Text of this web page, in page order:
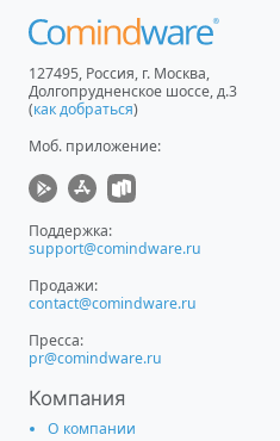
127495, Россия, г. Москва,
Долгопрудненское шоссе, д.3
(как добраться)
Моб. приложение:
Поддержка:
support@comindware.ru
Продажи:
contact@comindware.ru
Пресса:
pr@comindware.ru
Компания
О компании